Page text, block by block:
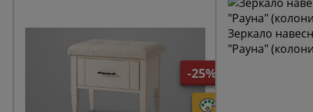
-25%
Зеркало
"Рауна"